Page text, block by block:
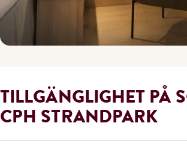
TILLGÄNGLIGHET PÅ
CPH STRANDPARK